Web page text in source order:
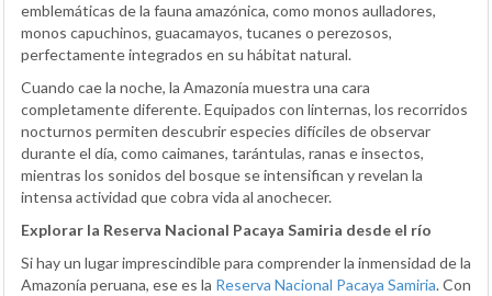
emblemáticas de la fauna amazónica, como monos aulladores,
monos capuchinos, guacamayos, tucanes o perezosos,
perfectamente integrados en su hábitat natural.
Cuando cae la noche, la Amazonía muestra una cara
completamente diferente. Equipados con linternas, los recorridos
nocturnos permiten descubrir especies difíciles de observar
durante el día, como caimanes, tarántulas, ranas e insectos,
mientras los sonidos del bosque se intensifican y revelan la
intensa actividad que cobra vida al anochecer.
Explorar la Reserva Nacional Pacaya Samiria desde el río
Si hay un lugar imprescindible para comprender la inmensidad de la
Amazonía peruana, ese es la Reserva Nacional Pacaya Samiria. Con